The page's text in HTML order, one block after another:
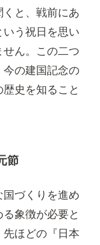
くと、戦前にあ
う祝日を思い
ん。この二つ
今の建国記念の
史を知ること
節
づくりを進め
象徴が必要と
ほどの『日本